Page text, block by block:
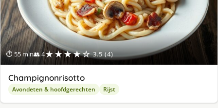
⏱ 55 min👥 4★★★★☆ 3.5 (4)
Champignonrisotto
Avondeten & hoofdgerechten Rijst